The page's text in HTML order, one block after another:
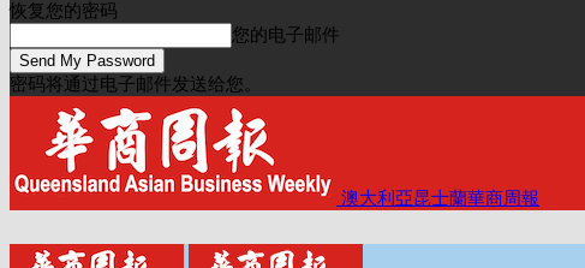
恢复您的密码
您的电子邮件
密码将通过电子邮件发送给您。
澳大利亞昆士蘭華商周報